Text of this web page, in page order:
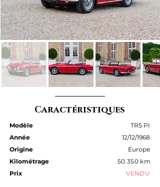
Caractéristiques
Modèle
Année
Origine
Kilométrage
Prix
TR5 PI
12/12/1968
Europe
50.350 km
VENDU